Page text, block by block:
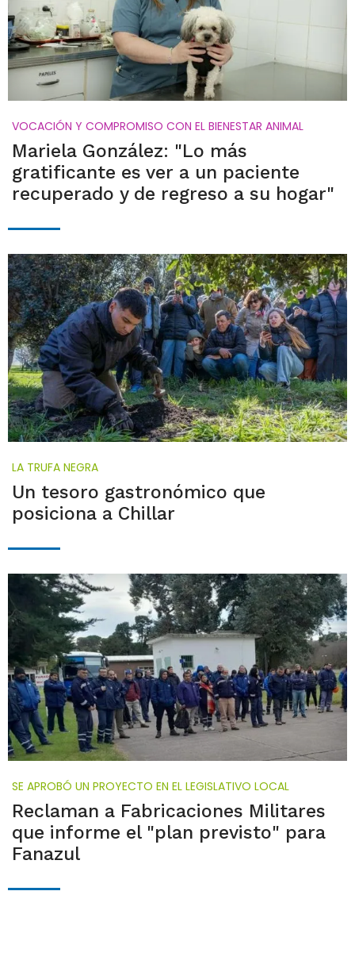
VOCACIÓN Y COMPROMISO CON EL BIENESTAR ANIMAL
Mariela González: "Lo más
gratificante es ver a un paciente
recuperado y de regreso a su hogar"
LA TRUFA NEGRA
Un tesoro gastronómico que
posiciona a Chillar
SE APROBÓ UN PROYECTO EN EL LEGISLATIVO LOCAL
Reclaman a Fabricaciones Militares
que informe el "plan previsto" para
Fanazul